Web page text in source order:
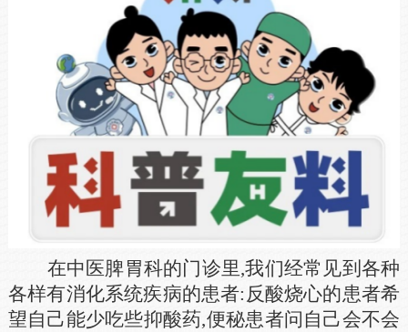
在中医脾胃科的门诊里,我们经常见到各种
各样有消化系统疾病的患者:反酸烧心的患者希
望自己能少吃些抑酸药,便秘患者问自己会不会